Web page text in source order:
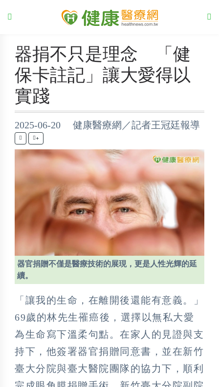
器捐不只是理念 「健
保卡註記」讓大愛得以
實踐
2025-06-20 健康醫療網／記者王冠廷報導
+
器官捐贈不僅是醫療技術的展現，更是人性光輝的延
續。
「讓我的生命，在離開後還能有意義。」
69歲的林先生罹癌後，選擇以無私大愛
為生命寫下溫柔句點。在家人的見證與支
持下，他簽署器官捐贈同意書，並在新竹
臺大分院與臺大醫院團隊的協力下，順利